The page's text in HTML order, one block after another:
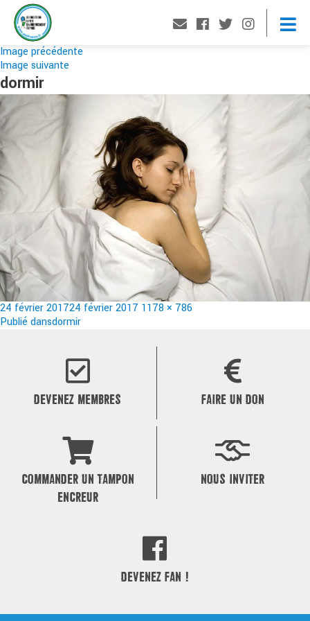
Image précédente
Image suivante
dormir
Publié
le
24 février 201724 février 2017 Taille
1178 × 786
Navigation
Publié dansdormir
DEVENEZ MEMBRES FAIRE UN DON
COMMANDER UN TAMPON
ENCREUR
NOUS INVITER
DEVENEZ FAN !